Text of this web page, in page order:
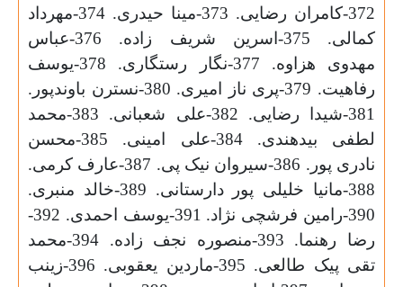
372-کامران رضایی. 373-مینا حیدری. 374-مهرداد
کمالی. 375-اسرین شریف زاده. 376-عباس
مهدوی هزاوه. 377-نگار رستگاری. 378-یوسف
رفاهیت. 379-پری ناز امیری. 380-نسترن باوندپور.
381-شیدا رضایی. 382-علی شعبانی. 383-محمد
لطفی بیدهندی. 384-علی امینی. 385-محسن
نادری پور. 386-سیروان نیک پی. 387-عارف کرمی.
388-مانیا خلیلی پور دارستانی. 389-خالد منبری.
390-رامین فرشچی نژاد. 391-یوسف احمدی. 392-
رضا رهنما. 393-منصوره نجف زاده. 394-محمد
تقی پیک طالعی. 395-ماردین یعقوبی. 396-زینب